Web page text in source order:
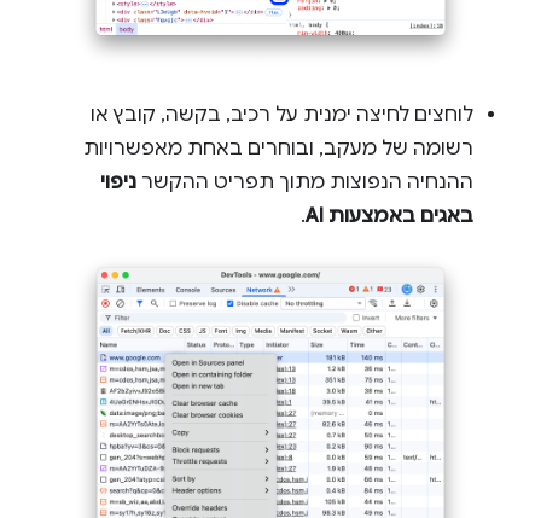
לוחצים לחיצה ימנית על רכיב, בקשה, קובץ או
רשומה של מעקב, ובוחרים באחת מאפשרויות
ההנחיה הנפוצות מתוך תפריט ההקשר ניפוי
באגים באמצעות AI
.